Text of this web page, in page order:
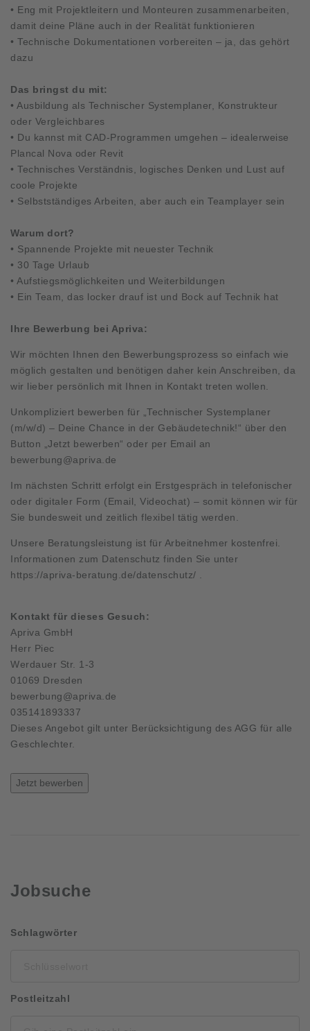
• Eng mit Projektleitern und Monteuren zusammenarbeiten,
damit deine Pläne auch in der Realität funktionieren
• Technische Dokumentationen vorbereiten – ja, das gehört
dazu
Das bringst du mit:
• Ausbildung als Technischer Systemplaner, Konstrukteur
oder Vergleichbares
• Du kannst mit CAD-Programmen umgehen – idealerweise
Plancal Nova oder Revit
• Technisches Verständnis, logisches Denken und Lust auf
coole Projekte
• Selbstständiges Arbeiten, aber auch ein Teamplayer sein
Warum dort?
• Spannende Projekte mit neuester Technik
• 30 Tage Urlaub
• Aufstiegsmöglichkeiten und Weiterbildungen
• Ein Team, das locker drauf ist und Bock auf Technik hat
Ihre Bewerbung bei Apriva:
Wir möchten Ihnen den Bewerbungsprozess so einfach wie
möglich gestalten und benötigen daher kein Anschreiben, da
wir lieber persönlich mit Ihnen in Kontakt treten wollen.
Unkompliziert bewerben für „Technischer Systemplaner
(m/w/d) – Deine Chance in der Gebäudetechnik!“ über den
Button „Jetzt bewerben“ oder per Email an
bewerbung@apriva.de
Im nächsten Schritt erfolgt ein Erstgespräch in telefonischer
oder digitaler Form (Email, Videochat) – somit können wir für
Sie bundesweit und zeitlich flexibel tätig werden.
Unsere Beratungsleistung ist für Arbeitnehmer kostenfrei.
Informationen zum Datenschutz finden Sie unter
https://apriva-beratung.de/datenschutz/
Kontakt für dieses Gesuch:
Apriva GmbH
Herr Piec
Werdauer Str. 1-3
01069 Dresden
bewerbung@apriva.de
035141893337
Dieses Angebot gilt unter Berücksichtigung des AGG für alle
Geschlechter.
Jetzt bewerben
Jobsuche
SchlagwörterSchlüsselwort
Postleitzahl